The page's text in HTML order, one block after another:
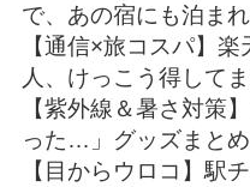
で、あの宿にも泊ま
【通信×旅コスパ】
人、けっこう得して
【紫外線＆暑さ対策
った…」グッズまとめ
【目からウロコ】駅